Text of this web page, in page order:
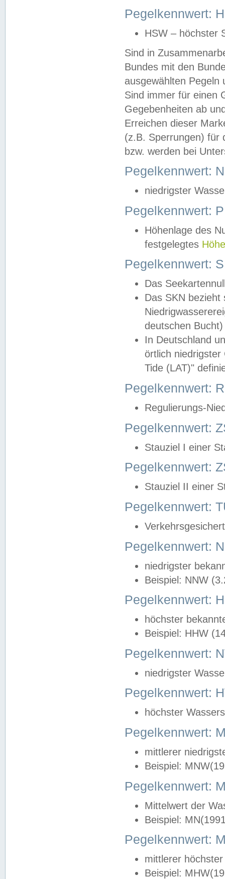
Pegelkennwert:
HSW – höchster
Sind in
Bundes mit den
ausgewählten
Sind immer für einen
Gegebenheiten ab
Erreichen dieser
(z.B. Sperrungen) für
bzw. werden bei
Pegelkennwert:
niedrigster
Pegelkennwert:
Höhenlage des
festgelegtes
Pegelkennwert:
Das
Das SKN
deutschen
In Deutschland
örtlich
Tide (LAT)"
Pegelkennwert:
Regulierungs-
Pegelkennwert:
Stauziel I einer
Pegelkennwert:
Stauziel II einer
Pegelkennwert:
Pegelkennwert:
niedrigster
Beispiel: NNW
Pegelkennwert:
höchster
Beispiel: HHW
Pegelkennwert:
niedrigster
Pegelkennwert:
höchster
Pegelkennwert:
mittlerer
Beispiel:
Pegelkennwert:
Mittelwert der
Beispiel:
Pegelkennwert:
mittlerer
Beispiel: